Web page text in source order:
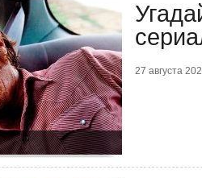
27 августа